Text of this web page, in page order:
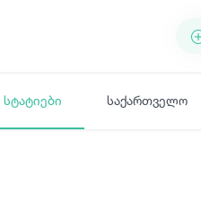
სტატიები საქართველო